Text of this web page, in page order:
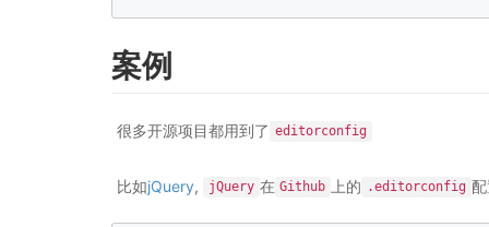
案例
很多开源项目都用到了 editorconfig
比如jQuery, jQuery 在 Github 上的 .editorconfig 配